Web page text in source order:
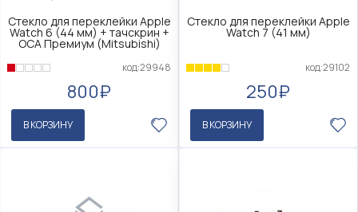
Стекло для переклейки Apple
Watch 6 (44 мм) + тачскрин +
OCA Премиум (Mitsubishi)
код:29948
800₽
В КОРЗИНУ
Стекло для переклейки Apple
Watch 7 (41 мм)
код:29102
250₽
В КОРЗИНУ